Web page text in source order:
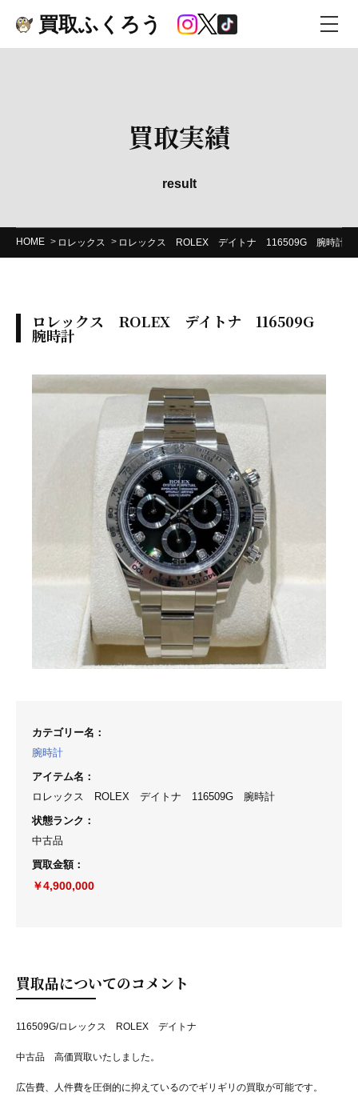
買取ふくろう
買取実績
result
HOME ロレックス ロレックス ROLEX デイトナ 116509G 腕時計
ロレックス ROLEX デイトナ 116509G
腕時計
カテゴリー名 ：
腕時計
アイテム名 ：
ロレックス ROLEX デイトナ 116509G 腕時計
状態ランク ：
中古品
買取金額：
￥4,900,000
買取品についてのコメント
116509G/ロレックス ROLEX デイトナ
中古品 高価買取いたしました。
広告費、人件費を圧倒的に抑えているのでギリギリの買取が可能です。